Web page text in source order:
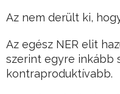
Az nem derült ki,
Az egész NER elit
szerint egyre inkább
kontraproduktívabb.